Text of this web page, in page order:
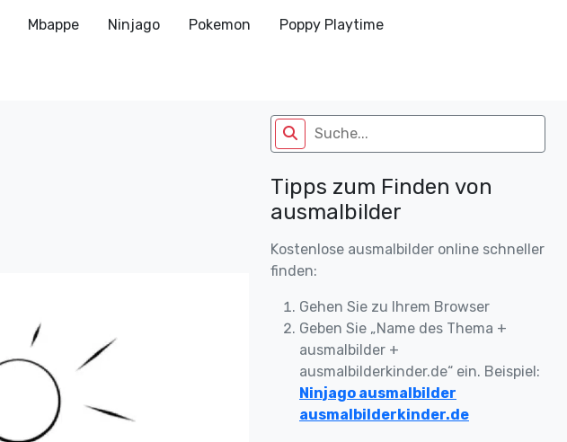
Mbappe Ninjago Pokemon Poppy Playtime
Tipps zum Finden von
ausmalbilder
Kostenlose ausmalbilder online schneller
finden:
Gehen Sie zu Ihrem Browser
Geben Sie „Name des Thema +
ausmalbilder +
ausmalbilderkinder.de“ ein. Beispiel:
Ninjago ausmalbilder
ausmalbilderkinder.de